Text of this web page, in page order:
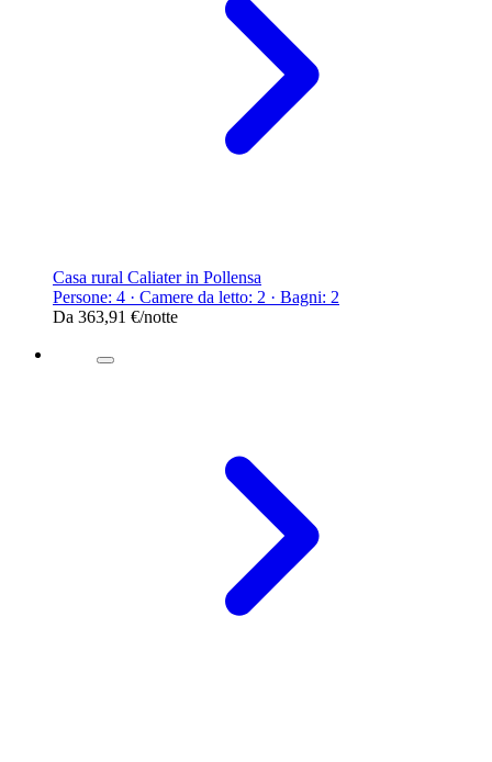
Casa rural Caliater in Pollensa
Persone: 4 · Camere da letto: 2 · Bagni: 2
Da 363,91 €/notte